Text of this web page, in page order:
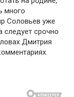
много
Соловьев уже
следует срочно
Дмитрия